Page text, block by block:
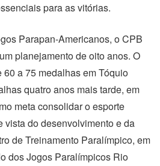
para as vitórias.
Parapan-Americanos, o CPB
planejamento de oito anos. O
a 75 medalhas em Tóquio
quatro anos mais tarde, em
meta consolidar o esporte
vista do desenvolvimento e da
de Treinamento Paralímpico, em
dos Jogos Paralímpicos Rio